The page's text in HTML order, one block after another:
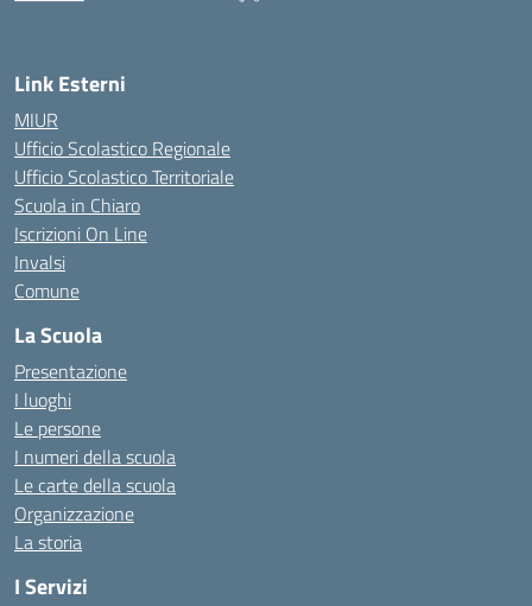
Link Esterni
MIUR
Ufficio Scolastico Regionale
Ufficio Scolastico Territoriale
Scuola in Chiaro
Iscrizioni On Line
Invalsi
Comune
La Scuola
Presentazione
I luoghi
Le persone
I numeri della scuola
Le carte della scuola
Organizzazione
La storia
I Servizi